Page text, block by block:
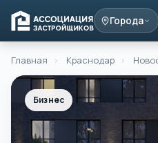
Города
Главная › Краснодар ›
Бизнес